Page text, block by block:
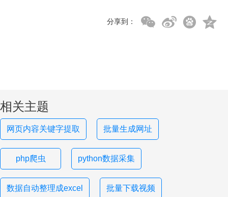
分享到：
相关主题
网页内容关键字提取 批量生成网址
php爬虫 python数据采集
数据自动整理成excel 批量下载视频